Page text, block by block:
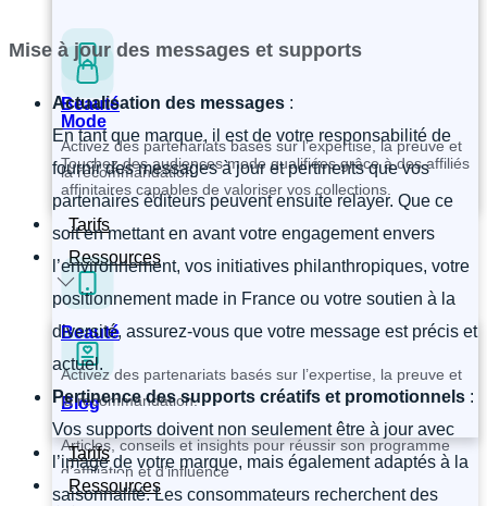
Beauté
Activez des partenariats basés sur l’expertise, la preuve et
la recommandation.
Tarifs
Ressources
Blog
Articles, conseils et insights pour réussir son programme
d’affiliation et d’influence
Mode
Touchez des audiences mode qualifiées grâce à des affiliés
affinitaires capables de valoriser vos collections.
Beauté
Activez des partenariats basés sur l’expertise, la preuve et
la recommandation.
Tarifs
Ressources
Mise à jour des messages et supports
Actualisation des messages :
En tant que marque, il est de votre responsabilité de
fournir des messages à jour et pertinents que vos
partenaires éditeurs peuvent ensuite relayer. Que ce
soit en mettant en avant votre engagement envers
l’environnement, vos initiatives philanthropiques, votre
positionnement made in France ou votre soutien à la
diversité, assurez-vous que votre message est précis et
actuel.
Pertinence des supports créatifs et promotionnels :
Vos supports doivent non seulement être à jour avec
l’image de votre marque, mais également adaptés à la
saisonnalité. Les consommateurs recherchent des